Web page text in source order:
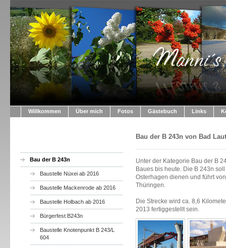
Willkommen Über mich Fotos Gästebuch Links
Bau der B 243n
Baustelle Nüxei ab 2016
Baustelle Mackenrode ab 2016
Baustelle Holbach ab 2016
Bürgerfest B243n
Baustelle Knotenpunkt B 243/L
604
Bau der B 243n von Bad
Unter der Kategorie Bau der B
Baues bis heute. Die B 243n
Osterhagen dienen und führt
Thüringen.
Die Strecke wird ca. 8,6
2013 fertiggestellt sein.